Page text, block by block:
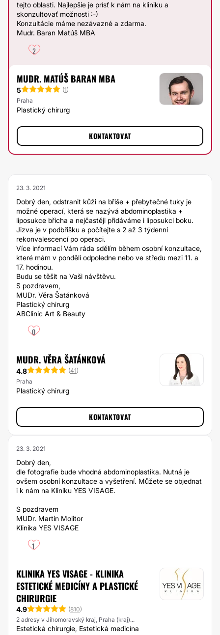
tejto oblasti. Najlepšie je prísť k nám na kliniku a
skonzultovať možnosti :-)
Konzultácie máme nezávazné a zdarma.
Mudr. Baran Matúš MBA
2
MUDR. MATÚŠ BARAN MBA
5 (1)
Praha
Plastický chirurg
KONTAKTOVAT
23. 3. 2021
Dobrý den, odstranit kůži na břiše + přebytečné tuky je
možné operací, která se nazývá abdominoplastika +
liposukce břicha a nejčastěji přidáváme i liposukci boku.
Jizva je v podbřišku a počítejte s 2 až 3 týdenní
rekonvalescencí po operaci.
Více informací Vám ráda sdělím během osobní konzultace,
které mám v pondělí odpoledne nebo ve středu mezi 11. a
17. hodinou.
Budu se těšit na Vaši návštěvu.
S pozdravem,
MUDr. Věra Šatánková
Plastický chirurg
ABClinic Art & Beauty
0
MUDR. VĚRA ŠATÁNKOVÁ
4.8 (41)
Praha
Plastický chirurg
KONTAKTOVAT
23. 3. 2021
Dobrý den,
dle fotografie bude vhodná abdominoplastika. Nutná je
ovšem osobní konzultace a vyšetření. Můžete se objednat
i k nám na Kliniku YES VISAGE.
S pozdravem
MUDr. Martin Molitor
Klinika YES VISAGE
1
KLINIKA YES VISAGE - KLINIKA
ESTETICKÉ MEDICÍNY A PLASTICKÉ
CHIRURGIE
4.9 (810)
2 adresy v Jihomoravský kraj, Praha (kraj)...
Estetická chirurgie, Estetická medicína